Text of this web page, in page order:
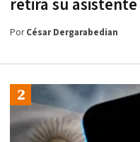
retira su
PorCésar Dergarabedian